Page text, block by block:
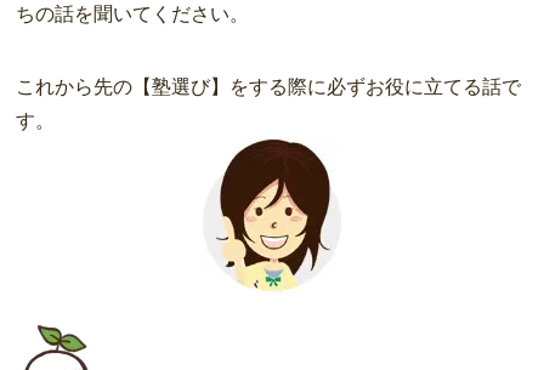
ちの話を聞いてください。
これから先の【塾選び】をする際に必ずお役に立てる話で
す。